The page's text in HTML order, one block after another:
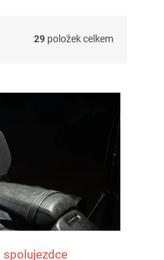
29 položek celkem
spolujezdce